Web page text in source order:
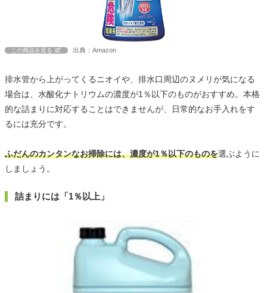
この商品を見る 出典：Amazon
排水管から上がってくるニオイや、排水口周辺のヌメリが気になる
場合は、水酸化ナトリウムの濃度が1％以下のものがおすすめ。本格
的な詰まりに対応することはできませんが、日常的なお手入れをす
るには充分です。
ふだんのカンタンなお掃除には、濃度が1％以下のものを選ぶように
しましょう。
詰まりには「1％以上」